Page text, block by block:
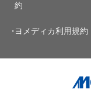
約
ヨメディカ利用規約